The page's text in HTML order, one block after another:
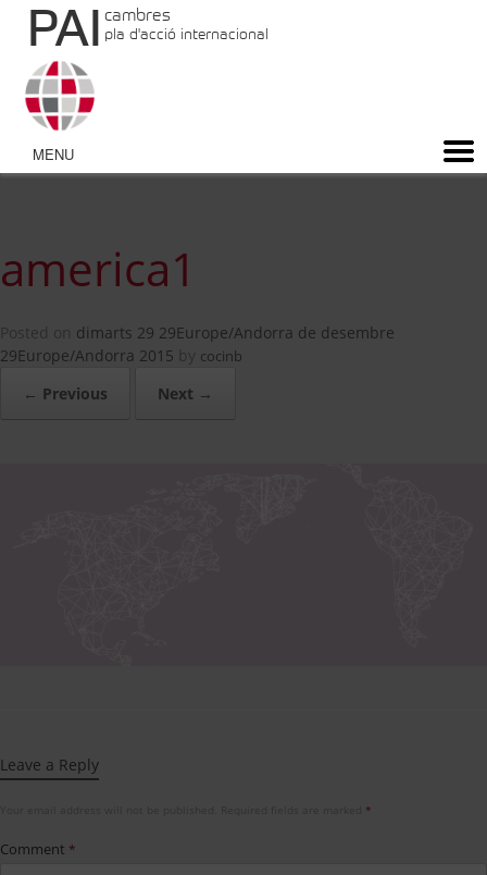
PAI cambres
pla d'acció internacional
america1
Posted on dimarts 29 29Europe/Andorra de desembre
29Europe/Andorra 2015 by cocinb
← Previous Next →
Leave a Reply
*
Comment *